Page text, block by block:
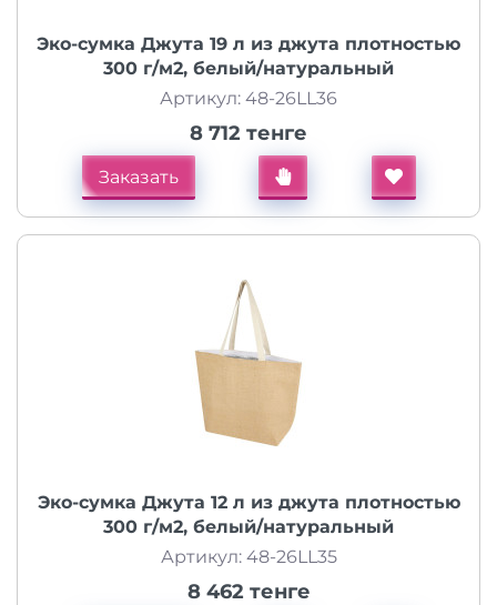
Эко-сумка Джута 19 л из джута плотностью
300 г/м2, белый/натуральный
Артикул: 48-26LL36
8 712 тенге
Заказать
Эко-сумка Джута 12 л из джута плотностью
300 г/м2, белый/натуральный
Артикул: 48-26LL35
8 462 тенге